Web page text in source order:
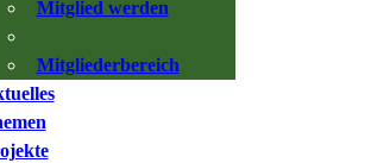
Mitglied werden
Mitgliederbereich